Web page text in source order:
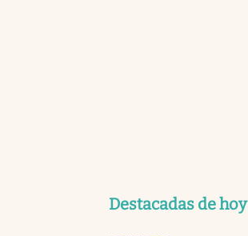
Destacadas de hoy